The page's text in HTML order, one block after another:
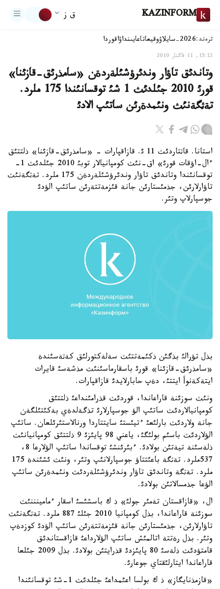
KAZINFORM ق ز
ترەند:2026-سايلاۋ وقيعاتاعايىنداۋاقوردا
15:12, 11 قاڭتار 2010
وتاندئق تاؤار وندئرؤشئلةردةن «سامذرئق-قازئنا»
قورئ 2010 جئلدئث 1 شئ توقسانئندا 175 ملرد.
تةثگةنئث ونئمدةرئن ساتئپ الادئ
استانا. قاثتاردئث 11 ئ. قازاقپارات - «سامذرئق-قازئنا» ذلتتئق
ءال-اؤقات قورئ» اق-نئث كومپانيالار توبئ 2010 جئلدئث 1-
توقسانئندا وتاندئق تاؤار وندئرؤشئلةردةن 175 ملرد. تةثگةنئث
تاؤارلارئن، جذمئستارئن جانة قئزمةتتةرئن ساتئپ الؤدئ
جوسپارلاپ وتئر.
بذل تؤرالئ بذگئن ذكئمةتتئث سةلةكتورلئق كةثةسئندة
«سامذرئق-قازئنا» قورئ باسقارماسئنئث مذشةسئ قايرات
ايتةكةنوأ ايتتئ، دةپ حابارلايدئ قازاقپارات.
ونئث سوزئنة قاراعاندا، قوردئث قذرامئنداعئ ذلتتئق
كومپانيالاردئث ساتئپ الؤ جوسپارلارئ تذگةلدةي بةكئتئلگةن
جانة ولاردئث بارلئعئ ءتيئستئ سايتتاردا ورنالاستئرئلعان. ساتئپ
الؤلاردئث باسئم بولئگئ، ياعني 98 پايئزئ 9 ذلتتئق كومپانيانئث
ذلةسئنة تيةتئن بولادئ. ءبئرئنشئ توقساندا ساتئپ الؤلارعا 8،
537ملرد. تةثگة باعئتتاؤ جوسپارلانئپ وتئر، ونئث ئشئندة 175
ملرد. تةثگة وتاندئق تاؤار وندئرؤشئلةردئث ونئمدةرئن ساتئپ
الؤعا جذمسالاتئن بولادئ.
ال، «قازاقستان تةمئر جولئ» ذ ك باسشئسئ اسقار ءمامينننئث
سوزئنة قاراعاندا، بذل كومپانيا 2010 جئلئ 887 ملرد. تةثگةنئث
تاؤارلارئن، جذمئستارئن جانة قئزمةتتةرئن ساتئپ الؤدئ كوزدةپ
وتئر. بذل رةتتة اتالمئش ساتئپ الؤلارداعئ قازاقستاندئق
قامتؤدئث ذلةسئ 80 پايئزدئ قذرايتئن بولادئ. بذل 2009 جئلعا
قاراعاندا ايتارلئقتاي جوعارئ.
«قازمذنايگاز» ذ ك بولسا اعئمداعئ جئلدئث 1-شئ توقسانئندا